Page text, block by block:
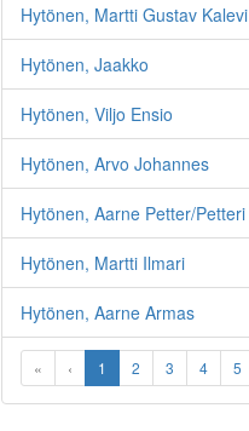
Hytönen, Martti Gustav Kalevi
Hytönen, Jaakko
Hytönen, Viljo Ensio
Hytönen, Arvo Johannes
Hytönen, Aarne Petter/Petteri
Hytönen, Martti Ilmari
Hytönen, Aarne Armas
« ‹ 1 2 3 4 5